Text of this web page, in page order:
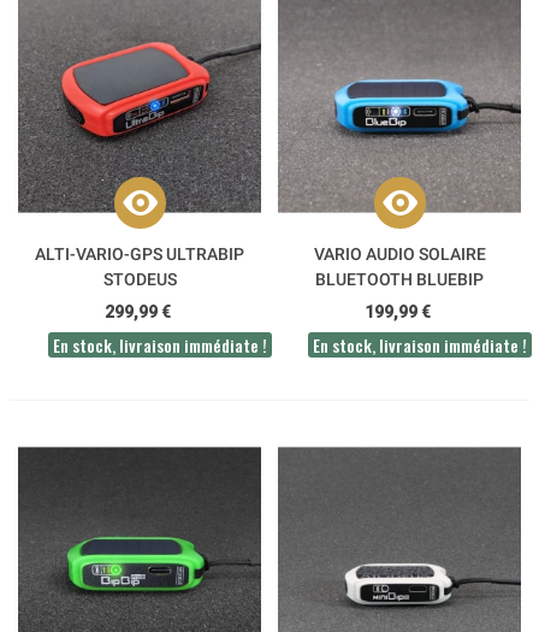
ALTI-VARIO-GPS ULTRABIP
STODEUS
299,99 €
En stock, livraison immédiate !
VARIO AUDIO SOLAIRE
BLUETOOTH BLUEBIP
STODEUS
199,99 €
En stock, livraison immédiate !